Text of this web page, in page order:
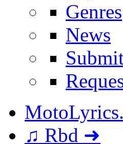
Genres
News
♫ Rbd ➜